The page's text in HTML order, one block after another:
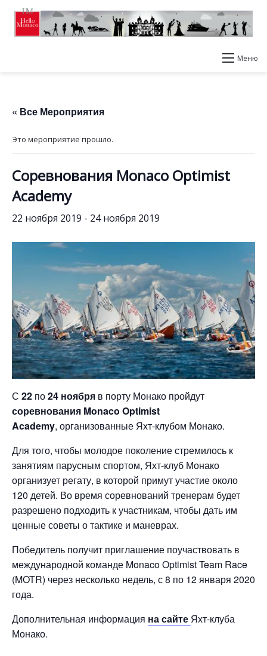
Меню
« Все Мероприятия
Это мероприятие прошло.
Соревнования Monaco Optimist
Academy
22 ноября 2019 - 24 ноября 2019
С 22 по24 ноября в порту Монако пройдут
соревнования Monaco Optimist
Academy, организованные Яхт-клубом Монако.
Для того, чтобы молодое поколение стремилось к
занятиям парусным спортом, Яхт-клуб Монако
организует регату, в которой примут участие около
120 детей. Во время соревнований тренерам будет
разрешено подходить к участникам, чтобы дать им
ценные советы о тактике и маневрах.
Победитель получит приглашение поучаствовать в
международной команде Monaco Optimist Team Race
(MOTR) через несколько недель, с 8 по 12 января 2020
года.
Дополнительная информация на сайте Яхт-клуба
Монако.